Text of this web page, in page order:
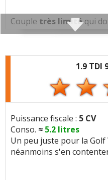
(Votre post sera
après
Tous les
Couple très limitéqui
moteur anémique.
4 cylindres(1968 cc)
Moteur:2.0 sdi 75
Performances:75 ch
2300 tr/min
Carburation:Diesel
1.9 TDI
Puissance fiscale : 5 CV
Conso. ≈ 5.2 litres
Un peu juste pour la
néanmoins s'en